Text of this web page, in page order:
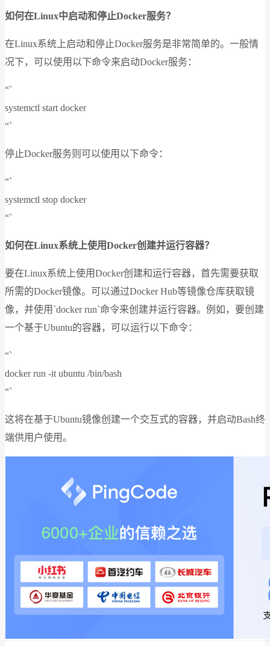
如何在Linux中启动和停止Docker服务？
在Linux系统上启动和停止Docker服务是非常简单的。一般情
况下，可以使用以下命令来启动Docker服务：
“`
systemctl start docker
“`
停止Docker服务则可以使用以下命令：
“`
systemctl stop docker
“`
如何在Linux系统上使用Docker创建并运行容器？
要在Linux系统上使用Docker创建和运行容器，首先需要获取
所需的Docker镜像。可以通过Docker Hub等镜像仓库获取镜
像，并使用`docker run`命令来创建并运行容器。例如，要创建
一个基于Ubuntu的容器，可以运行以下命令：
“`
docker run -it ubuntu /bin/bash
“`
这将在基于Ubuntu镜像创建一个交互式的容器，并启动Bash终
端供用户使用。